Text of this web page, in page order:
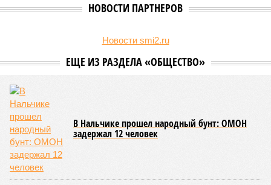
НОВОСТИ ПАРТНЕРОВ
Новости smi2.ru
ЕЩЕ ИЗ РАЗДЕЛА «ОБЩЕСТВО»
В Нальчике прошел народный бунт: ОМОН
задержал 12 человек